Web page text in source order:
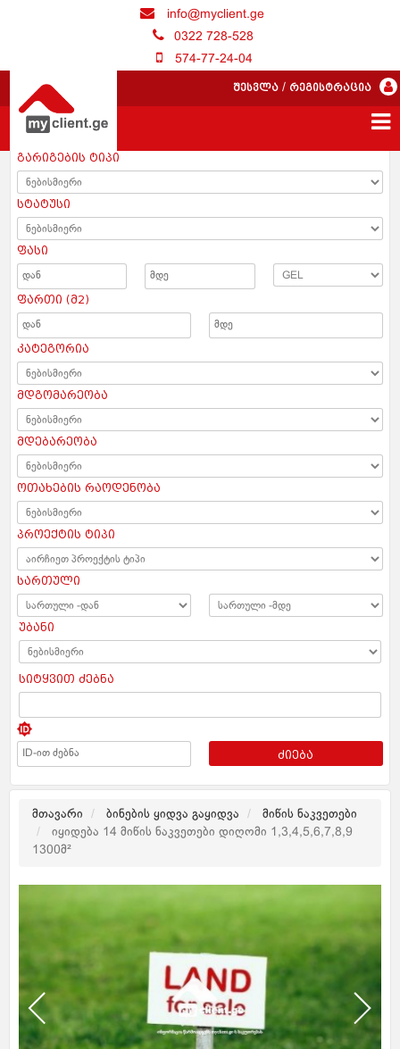
info@myclient.ge
0322 728-528
574-77-24-04
შესვლა / რეგისტრაცია
გარიგების ტიპი
სტატუსი
ფასი
ფართი (მ2)
კატეგორია
მდგომარეობა
მდებარეობა
ოთახების რაოდენობა
პროექტის ტიპი
სართული
უბანი
სიტყვით ძებნა
ძიება
მთავარი ბინების ყიდვა გაყიდვა
მიწის ნაკვეთები
იყიდება 14 მიწის ნაკვეთები დიღომი 1,3,4,5,6,7,8,9
1300მ²